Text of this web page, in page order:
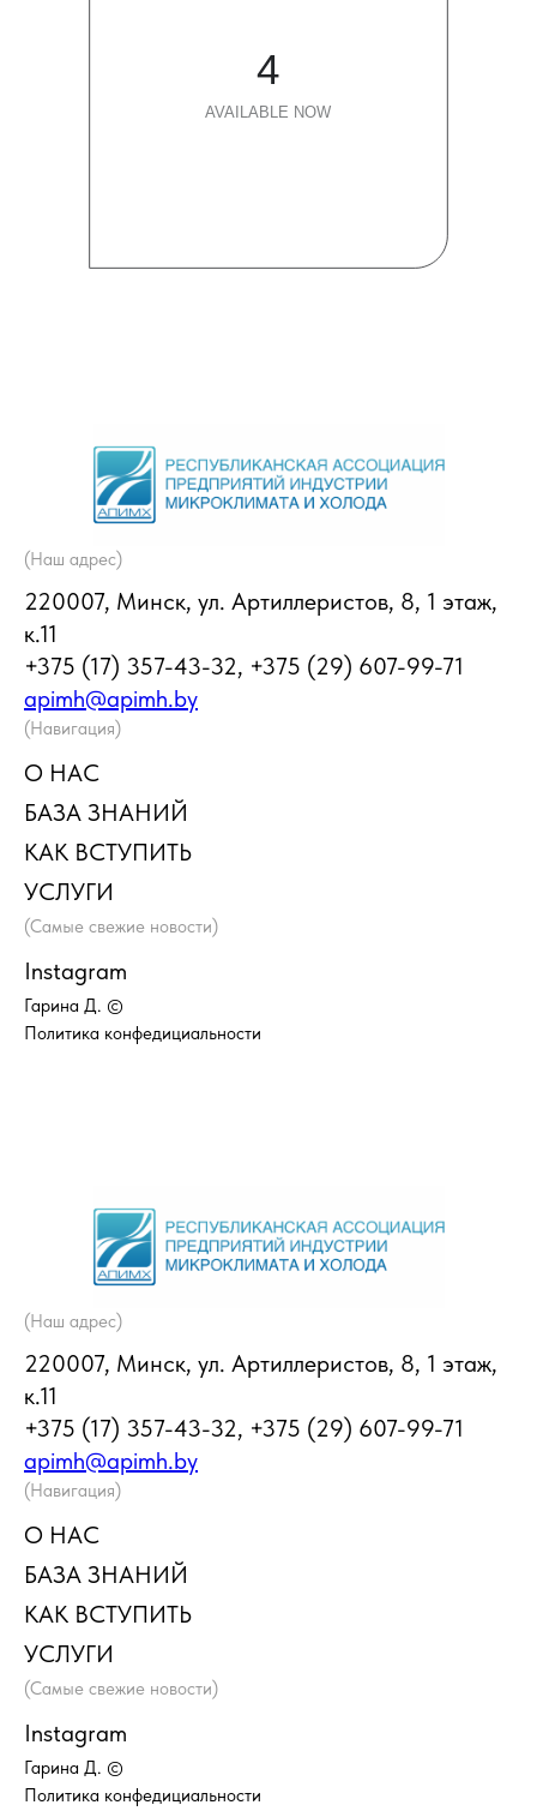
AVAILABLE NOW
4
(Наш адрес)
220007, Минск, ул. Артиллеристов, 8, 1 этаж,
к.11
+375 (17) 357-43-32, +375 (29) 607-99-71
apimh@apimh.by
(Навигация)
О НАС
БАЗА ЗНАНИЙ
КАК ВСТУПИТЬ
УСЛУГИ
(Самые свежие новости)
Instagram
Гарина Д. ©
Политика конфедициальности
(Наш адрес)
220007, Минск, ул. Артиллеристов, 8, 1 этаж,
к.11
+375 (17) 357-43-32, +375 (29) 607-99-71
apimh@apimh.by
(Навигация)
О НАС
БАЗА ЗНАНИЙ
КАК ВСТУПИТЬ
УСЛУГИ
(Самые свежие новости)
Instagram
Гарина Д. ©
Политика конфедициальности